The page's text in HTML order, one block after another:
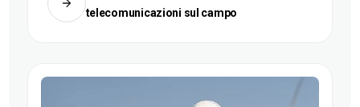
telecomunicazioni sul campo